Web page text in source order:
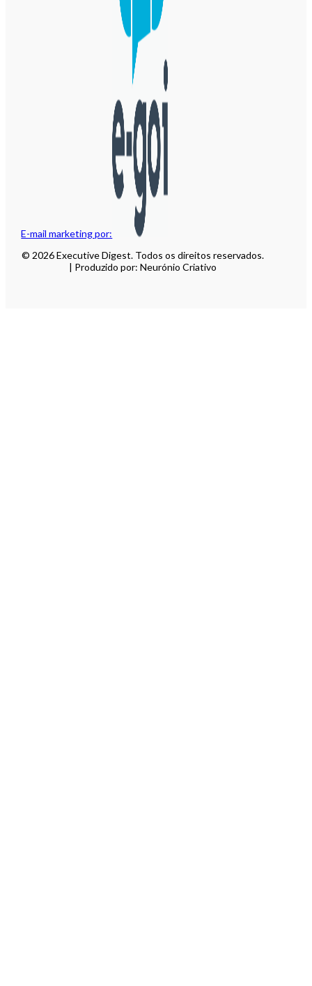
E-mail marketing por:
© 2026 Executive Digest. Todos os direitos reservados.
| Produzido por: Neurónio Criativo